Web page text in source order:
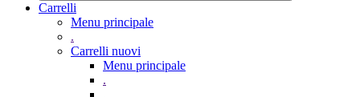
Carrelli
Menu principale
.
Carrelli nuovi
Menu principale
.
.